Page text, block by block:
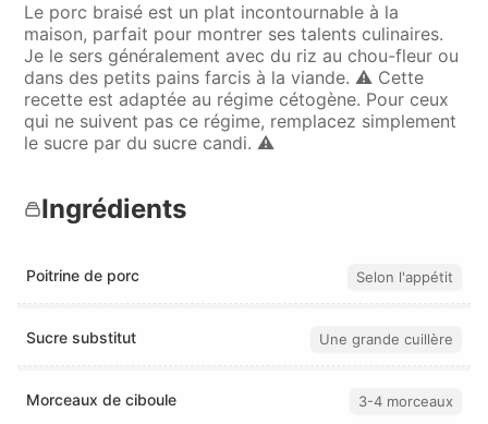
Le porc braisé est un plat incontournable à la
maison, parfait pour montrer ses talents culinaires.
Je le sers généralement avec du riz au chou-fleur ou
dans des petits pains farcis à la viande. ⚠️ Cette
recette est adaptée au régime cétogène. Pour ceux
qui ne suivent pas ce régime, remplacez simplement
le sucre par du sucre candi. ⚠️
Ingrédients
Poitrine de porc Selon l'appétit
Sucre substitut Une grande cuillère
Morceaux de ciboule 3-4 morceaux